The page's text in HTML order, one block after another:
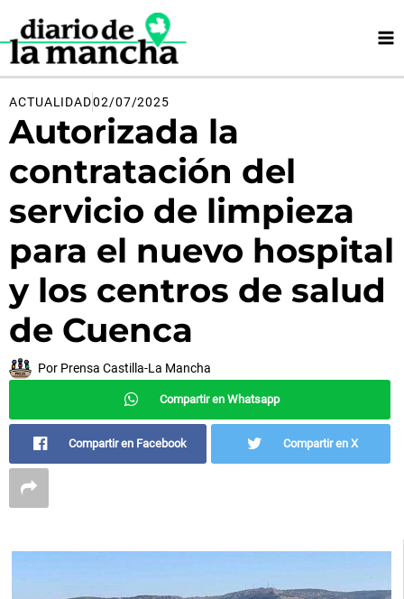
contenido
ACTUALIDAD02/07/2025
Autorizada la
contratación del
servicio de limpieza
para el nuevo hospital
y los centros de salud
de Cuenca
Por Prensa Castilla-La Mancha
Compartir en Whatsapp
Compartir en Facebook Compartir en X